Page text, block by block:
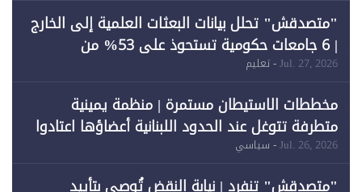
"متصدقش" تحلل بيانات البعثات العلمية إلى الخارج
| 6 جامعات حكومية تستحوذ على 53% من
Jul. 27, 2026- تعليم
مخططات الاستيطان مستمرة | منظمة يمينية
متطرفة تتوغل عند الحدود اللبنانية أعضاؤها اعتادوا
خرق الحدود
Jul. 26, 2026- سياسي
"متصدقش" تنفرد | نيابة النقض تُوصي بتأييد